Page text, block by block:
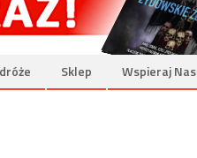
Sklep Wspieraj Nas